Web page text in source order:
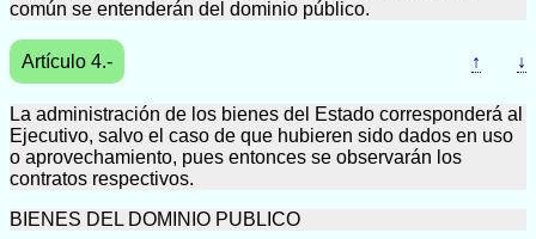
común se entenderán del dominio público.
Artículo 4.- ↑ ↓
La administración de los bienes del Estado corresponderá al
Ejecutivo, salvo el caso de que hubieren sido dados en uso
o aprovechamiento, pues entonces se observarán los
contratos respectivos.
BIENES DEL DOMINIO PUBLICO